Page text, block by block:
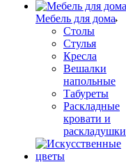
Мебель для дома
Столы
Стулья
Кресла
Вешалки
напольные
Табуреты
Раскладные
кровати и
раскладушки